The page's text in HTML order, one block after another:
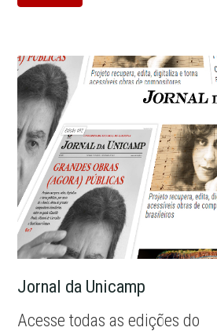
Jornal da Unicamp
Acesse todas as edições do